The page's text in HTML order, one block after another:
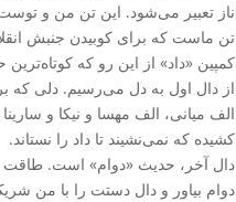
ناز تعبیر می‌شود. این تن من و
تن ماست که برای کوبیدن جنبش
کمپین «داد» از این رو که
از دال اول به دل می‌رسیم. دلی که
الف میانی، الف مهسا و نیکا و
کشیده که نمی‌نشیند تا داد را نستاند.
دال آخر، حدیث «دوام» است. طاقت
دوام بیاور و دال دستت را با من